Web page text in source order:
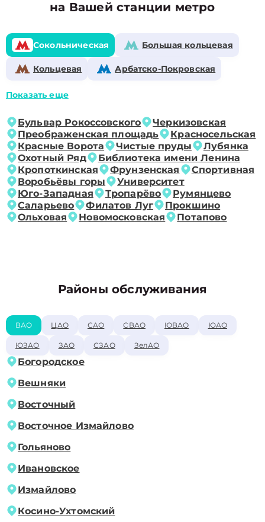
на Вашей станции метро
Сокольническая Большая кольцевая
Кольцевая Арбатско-Покровская
Показать еще
Бульвар Рокоссовского
Черкизовская
Преображенская площадь
Красносельская
Красные Ворота
Чистые пруды
Лубянка
Охотный Ряд
Библиотека имени Ленина
Кропоткинская
Фрунзенская
Спортивная
Воробьёвы горы
Университет
Юго-Западная
Тропарёво
Румянцево
Саларьево
Филатов Луг
Прокшино
Ольховая
Новомосковская Потапово
Районы обслуживания
ВАО ЦАО САО СВАО ЮВАО ЮАО
ЮЗАО ЗАО СЗАО ЗелАО
Богородское
Вешняки
Восточный
Восточное Измайлово
Гольяново
Ивановское
Измайлово
Косино-Ухтомский